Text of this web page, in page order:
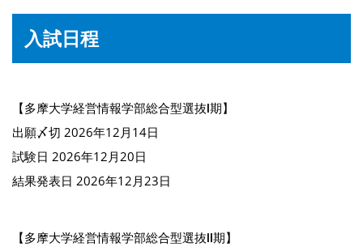
入試日程
【多摩大学経営情報学部総合型選抜Ⅰ期】
出願〆切 2026年12月14日
試験日 2026年12月20日
結果発表日 2026年12月23日
【多摩大学経営情報学部総合型選抜Ⅱ期】